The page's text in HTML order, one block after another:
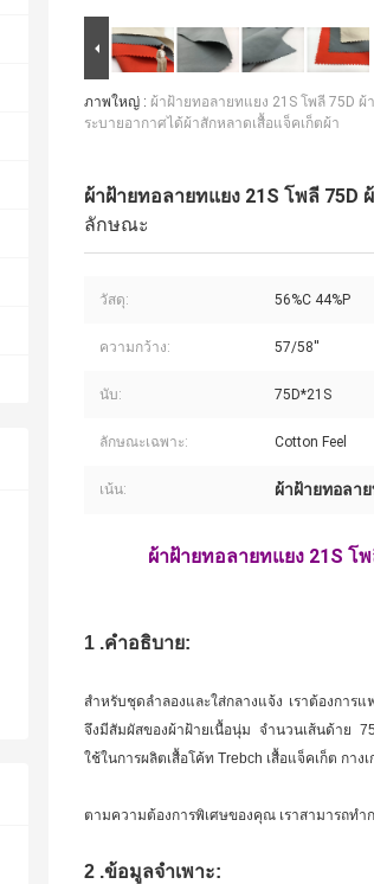
ภาพใหญ่ : ผ้าฝ้ายทอลายทแยง 21S โพลี 75D ผ้
ระบายอากาศได้ผ้าสักหลาดเสื้อแจ็คเก็ตผ้า
ผ้าฝ้ายทอลายทแยง 21S โพลี 75D
ลักษณะ
วัสดุ: 56%C 44%P
ความกว้าง: 57/58''
นับ: 75D*21S
ลักษณะเฉพาะ: Cotton Feel
เน้น: ผ้าฝ้ายทอลา
ผ้าฝ้ายทอลายทแยง 21S โ
1 .คำอธิบาย:
สำหรับชุดลำลองและใส่กลางแจ้ง เราต้องกา
จึงมีสัมผัสของผ้าฝ้ายเนื้อนุ่ม จำนวนเส้นด้าย
ใช้ในการผลิตเสื้อโค้ท Trebch เสื้อแจ็คเก็ต กา
ตามความต้องการพิเศษของคุณ เราสามารถทำ
2 .ข้อมูลจำเพาะ: